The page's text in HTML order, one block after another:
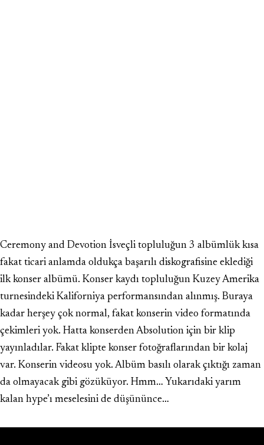
Ceremony and Devotion İsveçli topluluğun 3 albümlük kısa
fakat ticari anlamda oldukça başarılı diskografisine eklediği
ilk konser albümü. Konser kaydı topluluğun Kuzey Amerika
turnesindeki Kaliforniya performansından alınmış. Buraya
kadar herşey çok normal, fakat konserin video formatında
çekimleri yok. Hatta konserden Absolution için bir klip
yayınladılar. Fakat klipte konser fotoğraflarından bir kolaj
var. Konserin videosu yok. Albüm basılı olarak çıktığı zaman
da olmayacak gibi gözüküyor. Hmm… Yukarıdaki yarım
kalan hype’ı meselesini de düşününce…